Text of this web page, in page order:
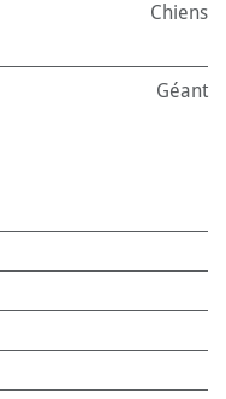
Chiens
Géant